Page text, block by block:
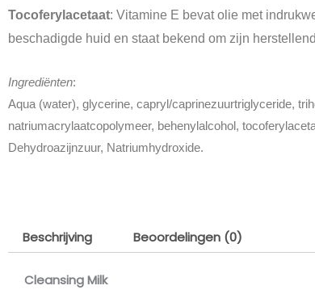
Tocoferylacetaat: Vitamine E bevat olie met
beschadigde huid en staat bekend om zijn
Ingrediënten:
Aqua (water), glycerine, capryl/caprinezuurtriglyceride,
natriumacrylaatcopolymeer, behenylalcohol,
Dehydroazijnzuur, Natriumhydroxide.
Beschrijving Beoordelingen (0)
Cleansing Milk